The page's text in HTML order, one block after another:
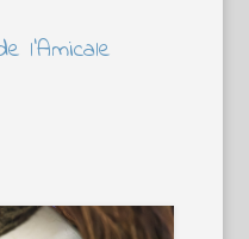
l’Amicale